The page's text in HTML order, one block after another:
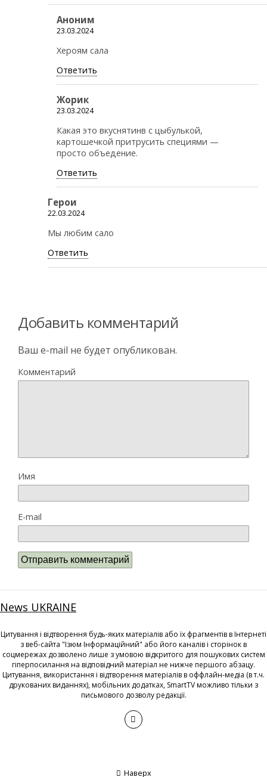
Аноним
23.03.2024
Хероям сала
Ответить
Жорик
23.03.2024
Какая это вкуснятинв с цыбулькой,
картошечкой притрусить специями —
просто объедение.
Ответить
Герои
22.03.2024
Мы любим сало
Ответить
Добавить комментарий
Ваш e-mail не будет опубликован.
Комментарий
Имя
E-mail
News UKRAINE
Цитування і відтворення будь-яких матеріалів або їх фрагментів в Інтернеті
з веб-сайта "Ізюм Інформаційний" або його каналів і сторінок в
соцмережах дозволено лише з умовою відкритого для пошукових систем
гіперпосилання на відповідний матеріал не нижче першого абзацу.
Цитування, використання і відтворення матеріалів в оффлайн-медіа (в т.ч.
друкованих виданнях), мобільних додатках, SmartTV можливо тільки з
письмового дозволу редакції.
Наверх